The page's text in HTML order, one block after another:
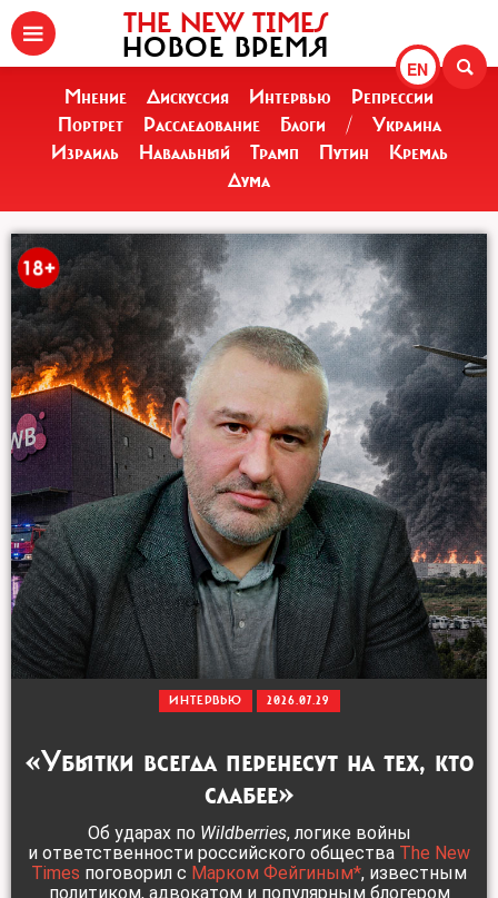
EN
THE NEW TIMES
НОВОЕ ВРЕМЯ
Мнение Дискуссия Интервью
Репрессии
Портрет
Расследование Блоги /
Украина
Израиль
Навальный Трамп Путин
Кремль
Дума
ИНТЕРВЬЮ 2026.07.29
«Убытки всегда перенесут на тех, кто
слабее»
Об ударах по Wildberries, логике войны
и ответственности российского общества The New
Times поговорил с Марком Фейгиным*, известным
политиком, адвокатом и популярным блогером